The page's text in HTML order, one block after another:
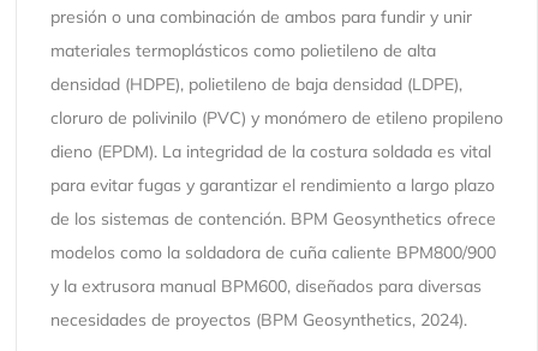
presión o una combinación de ambos para fundir y unir
materiales termoplásticos como polietileno de alta
densidad (HDPE), polietileno de baja densidad (LDPE),
cloruro de polivinilo (PVC) y monómero de etileno propileno
dieno (EPDM). La integridad de la costura soldada es vital
para evitar fugas y garantizar el rendimiento a largo plazo
de los sistemas de contención. BPM Geosynthetics ofrece
modelos como la soldadora de cuña caliente BPM800/900
y la extrusora manual BPM600, diseñados para diversas
necesidades de proyectos (BPM Geosynthetics, 2024).